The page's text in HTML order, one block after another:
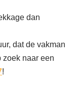
dan
dat de vakman
zoek naar een
!